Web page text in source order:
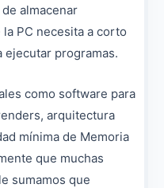
almacenar
PC necesita a corto
ejecutar programas.
como software para
arquitectura
mínima de Memoria
que muchas
sumamos que